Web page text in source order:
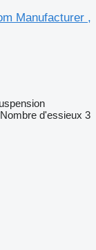
Manufacturer ,
Nombre d'essieux 3